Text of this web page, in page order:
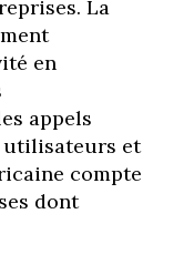
La
en
appels
utilisateurs et
compte
dont